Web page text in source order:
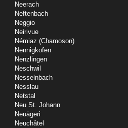
Neerach
Neftenbach
Neggio
Neirivue
Némiaz (Chamoson)
Nennigkofen
Nenzlingen
Neschwil
Nesselnbach
Nesslau
Netstal
Neu St. Johann
Neuägeri
Neuchâtel